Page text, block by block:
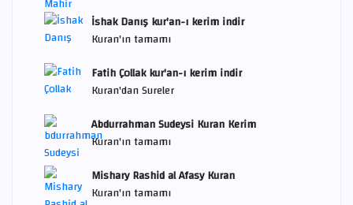
İshak Danış kur'an-ı kerim indir
Kuran'ın tamamı
Fatih Çollak kur'an-ı kerim indir
Kuran'dan Sureler
Abdurrahman Sudeysi Kuran Kerim
Kuran'ın tamamı
Mishary Rashid al Afasy Kuran
Kuran'ın tamamı